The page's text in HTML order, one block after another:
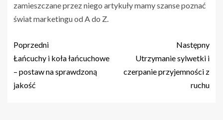
zamieszczane przez niego artykuły mamy szanse poznać
świat marketingu od A do Z.
Poprzedni
Łańcuchy i koła łańcuchowe
– postaw na sprawdzoną
jakość
Następny
Utrzymanie sylwetki i
czerpanie przyjemności z
ruchu